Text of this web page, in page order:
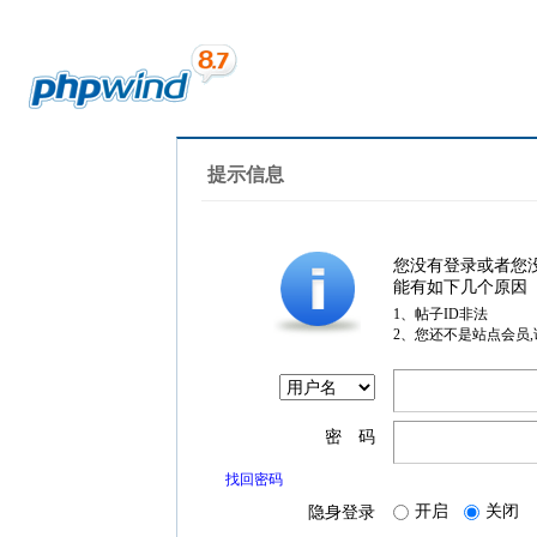
提示信息
您没有登录或者您
能有如下几个原因
1、帖子ID非法
2、您还不是站点会员
密 码
找回密码
隐身登录 开启 关闭